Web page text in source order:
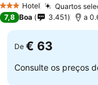
3 EstrelasHotel Quartos
7,8 Boa 3.451 a
De € 63
Consulte os preços